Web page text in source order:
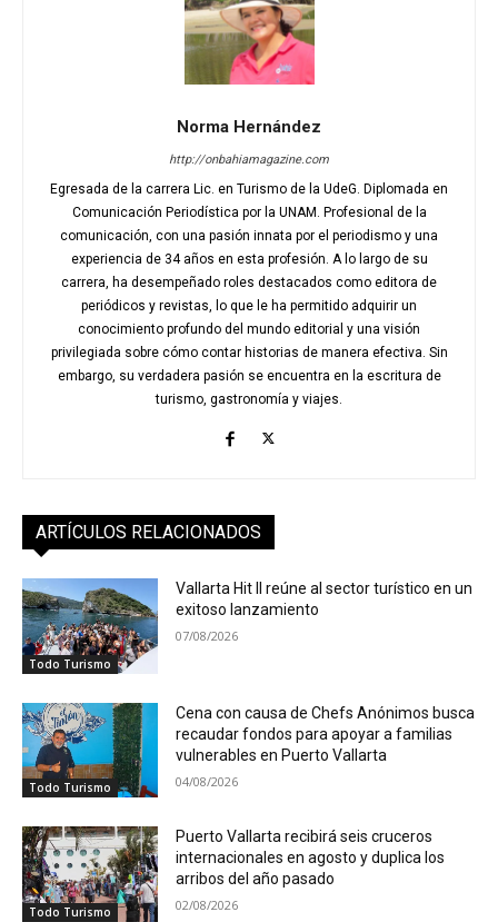
Norma Hernández
http://onbahiamagazine.com
Egresada de la carrera Lic. en Turismo de la UdeG. Diplomada en
Comunicación Periodística por la UNAM. Profesional de la
comunicación, con una pasión innata por el periodismo y una
experiencia de 34 años en esta profesión. A lo largo de su
carrera, ha desempeñado roles destacados como editora de
periódicos y revistas, lo que le ha permitido adquirir un
conocimiento profundo del mundo editorial y una visión
privilegiada sobre cómo contar historias de manera efectiva. Sin
embargo, su verdadera pasión se encuentra en la escritura de
turismo, gastronomía y viajes.
ARTÍCULOS RELACIONADOS
Todo Turismo
Vallarta Hit II reúne al sector turístico en un
exitoso lanzamiento
07/08/2026
Todo Turismo
Cena con causa de Chefs Anónimos busca
recaudar fondos para apoyar a familias
vulnerables en Puerto Vallarta
04/08/2026
Todo Turismo
Puerto Vallarta recibirá seis cruceros
internacionales en agosto y duplica los
arribos del año pasado
02/08/2026